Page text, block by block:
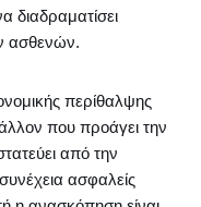
διαδραματίσει
ασθενών.
περίθαλψης
που προάγει την
από την
ασφαλείς